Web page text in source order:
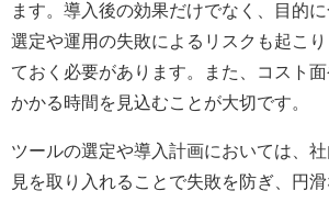
ます。導入後の効果だけでなく、目的
選定や運用の失敗によるリスクも起こり
ておく必要があります。また、コスト
かかる時間を見込むことが大切です。
ツールの選定や導入計画においては、
見を取り入れることで失敗を防ぎ、円